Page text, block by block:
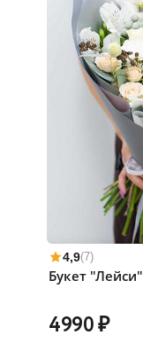
4,9(7)
Букет "Лейси"
4990